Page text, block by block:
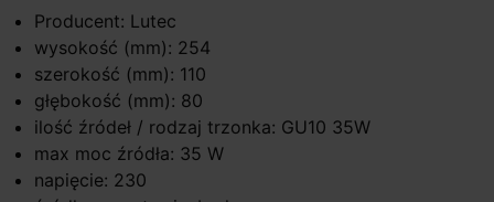
Producent: Lutec
wysokość (mm): 254
szerokość (mm): 110
głębokość (mm): 80
ilość źródeł / rodzaj trzonka: GU10 35W
max moc źródła: 35 W
napięcie: 230